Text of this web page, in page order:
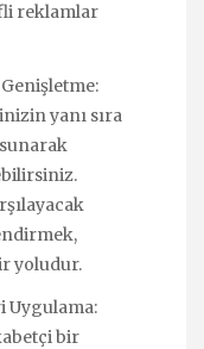
reklamlar
yanı sıra
yoludur.
Uygulama:
bir